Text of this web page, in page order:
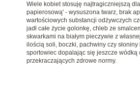
Wiele kobiet stosuję najtragiczniejszą
papierosową' - wysuszona twarz, brak
wartościowych substancji odżywczych
jadł całe życie golonkę, chleb ze
skwarkami na białym pieczywie z
ilością soli, boczki, pachwiny czy słoniny
sportowiec dopalając się jeszcze wódką
przekraczających zdrowe normy.